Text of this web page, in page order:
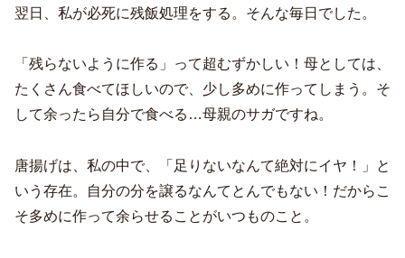
翌日、私が必死に残飯処理をする。そんな毎日でした。
「残らないように作る」って超むずかしい！母としては、
たくさん食べてほしいので、少し多めに作ってしまう。そ
して余ったら自分で食べる…母親のサガですね。
唐揚げは、私の中で、「足りないなんて絶対にイヤ！」と
いう存在。自分の分を譲るなんてとんでもない！だからこ
そ多めに作って余らせることがいつものこと。